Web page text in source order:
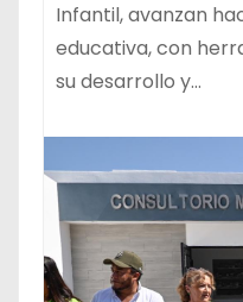
Infantil, avanzan
educativa, con
su desarrollo y…